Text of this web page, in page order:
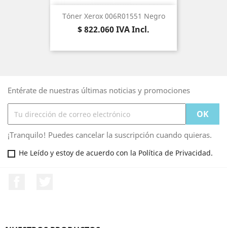
Tóner Xerox 006R01551 Negro
Precio
$ 822.060IVA Incl.
Entérate de nuestras últimas noticias y promociones
¡Tranquilo! Puedes cancelar la suscripción cuando quieras.
He Leído y estoy de acuerdo con la Política de Privacidad.